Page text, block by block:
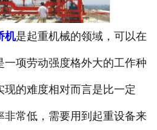
内蒙运梁设备
内蒙门式起重机
机是起重机械的领域，可以在
一项劳动强度格外大的工作种
的难度相对而言是比一定
非常低，需要用到起重设备来